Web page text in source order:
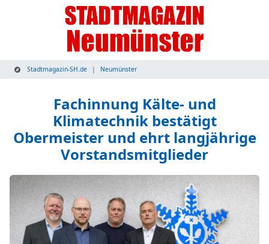
Stadtmagazin-SH.de Neumünster
Fachinnung Kälte- und
Klimatechnik bestätigt
Obermeister und ehrt langjährige
Vorstandsmitglieder